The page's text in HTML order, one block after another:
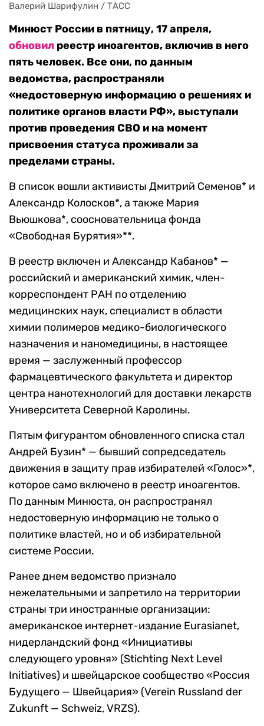
Валерий Шарифулин / ТАСС
Минюст России в пятницу, 17 апреля,
обновил реестр иноагентов, включив в него
пять человек. Все они, по данным
ведомства, распространяли
«недостоверную информацию о решениях и
политике органов власти РФ», выступали
против проведения СВО и на момент
присвоения статуса проживали за
пределами страны.
В список вошли активисты Дмитрий Семенов* и
Александр Колосков*, а также Мария
Вьюшкова*, соосновательница фонда
«Свободная Бурятия»**.
В реестр включен и Александр Кабанов* —
российский и американский химик, член-
корреспондент РАН по отделению
медицинских наук, специалист в области
химии полимеров медико-биологического
назначения и наномедицины, в настоящее
время — заслуженный профессор
фармацевтического факультета и директор
центра нанотехнологий для доставки лекарств
Университета Северной Каролины.
Пятым фигурантом обновленного списка стал
Андрей Бузин* — бывший сопредседатель
движения в защиту прав избирателей «Голос»*,
которое само включено в реестр иноагентов.
По данным Минюста, он распространял
недостоверную информацию не только о
политике властей, но и об избирательной
системе России.
Ранее днем ведомство признало
нежелательными и запретило на территории
страны три иностранные организации:
американское интернет-издание Eurasianet,
нидерландский фонд «Инициативы
следующего уровня» (Stichting Next Level
Initiatives) и швейцарское сообщество «Россия
Будущего — Швейцария» (Verein Russland der
Zukunft — Schweiz, VRZS).